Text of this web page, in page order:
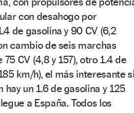
con desahogo por
de gasolina y 90 CV (6,2
cambio de seis marchas
CV (4,8 y 157), otro 1.4 de
km/h), el más interesante
un 1.6 de gasolina y 125
a España. Todos los